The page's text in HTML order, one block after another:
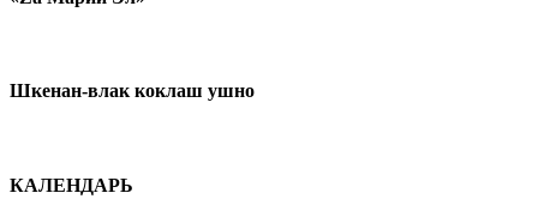
Шкенан-влак коклаш ушно
КАЛЕНДАРЬ